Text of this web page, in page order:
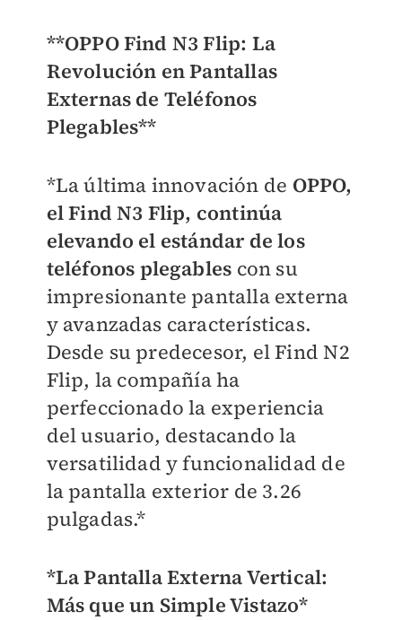
**OPPO Find N3 Flip: La
Revolución en Pantallas
Externas de Teléfonos
Plegables**
*La última innovación de OPPO,
el Find N3 Flip, continúa
elevando el estándar de los
teléfonos plegables con su
impresionante pantalla externa
y avanzadas características.
Desde su predecesor, el Find N2
Flip, la compañía ha
perfeccionado la experiencia
del usuario, destacando la
versatilidad y funcionalidad de
la pantalla exterior de 3.26
pulgadas.*
*La Pantalla Externa Vertical:
Más que un Simple Vistazo*